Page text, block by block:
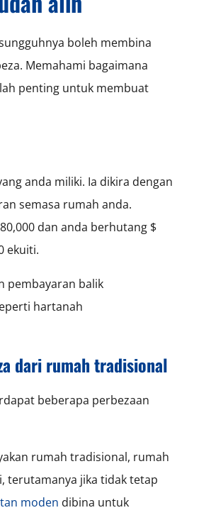
boleh membina
Memahami bagaimana
penting untuk membuat
anda miliki. Ia dikira dengan
semasa rumah anda.
dan anda berhutang $
ekuiti.
pembayaran balik
hartanah
dari rumah tradisional
beberapa perbezaan
rumah tradisional, rumah
terutamanya jika tidak tetap
moden dibina untuk